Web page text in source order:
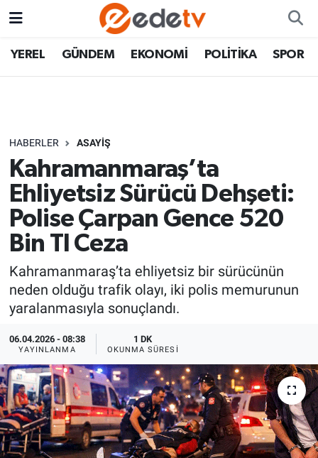
YEREL GÜNDEM EKONOMİ POLİTİKA SPOR
HABERLER ASAYİŞ
Kahramanmaraş’ta
Ehliyetsiz Sürücü Dehşeti:
Polise Çarpan Gence 520
Bin Tl Ceza
Kahramanmaraş’ta ehliyetsiz bir sürücünün
neden olduğu trafik olayı, iki polis memurunun
yaralanmasıyla sonuçlandı.
06.04.2026 - 08:38
YAYINLANMA
1 DK
OKUNMA SÜRESI